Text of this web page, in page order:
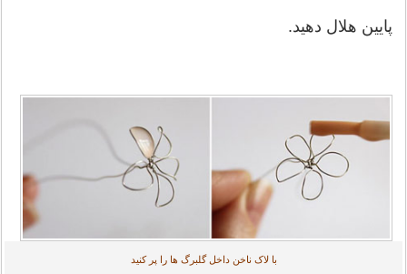
پایین هلال دهید.
با لاک ناخن داخل گلبرگ ها را پر کنید